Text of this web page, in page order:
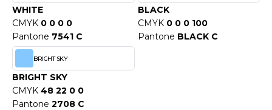
COOL
HOODS
T'S
WHITE
CMYK 0 0 0 0
Pantone 7541 C
BLACK
CMYK 0 0 0 100
Pantone BLACK C
BRIGHT SKY
BRIGHT SKY
CMYK 48 22 0 0
Pantone 2708 C